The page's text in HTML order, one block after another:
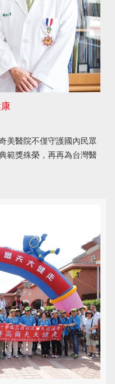
美醫院不僅守護國內民眾
範獎殊榮，再再為台灣醫